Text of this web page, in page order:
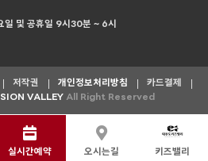
실시간예약 오시는길 키즈밸리
및 공휴일 9시30분 ~ 6시
저작권 개인정보처리방침
카드결제
VALLEY All Right Reserved